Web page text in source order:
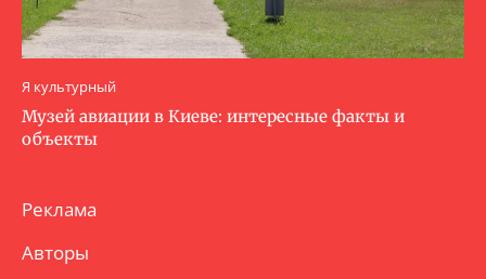
Я культурный
Музей авиации в Киеве: интересные факты и
объекты
Реклама
Авторы